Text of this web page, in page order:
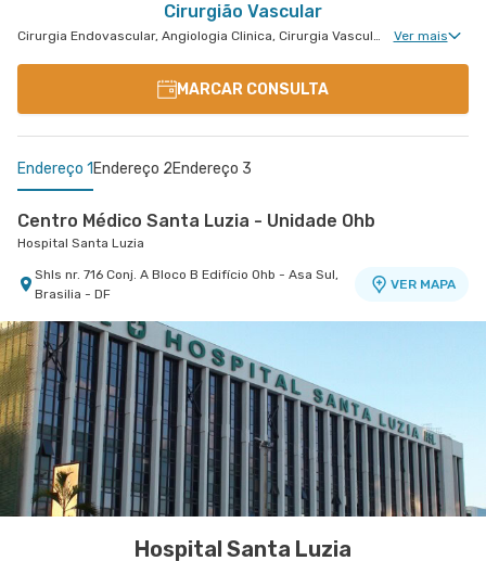
Cirurgião Vascular
Cirurgia Endovascular, Angiologia Clinica, Cirurgia Vascular Para Colocação de Cateter Ver mais
MARCAR CONSULTA
Endereço 1 Endereço 2Endereço 3
Centro Médico Santa Luzia - Unidade Ohb
Hospital Santa Luzia
Shls nr. 716 Conj. A Bloco B Edifício Ohb - Asa Sul,
Brasilia - DF
VER MAPA
Centro Medico Coração do Brasil - Edifício Ohb
Hospital Coração do Brasil
Shls nr. 716 Blobo B Conjunto A Edificio Ohb
Quinto Andar - Asa Sul, Brasilia - DF
Centro Médico Df Star - Unidade Cardiovascular
Hospital Df Star
Sgas nr. 915 Lote 69 Sala 107 A Centro Clínico
Advance 1 - Asa Sul, Brasilia - DF
Hospital Santa Luzia